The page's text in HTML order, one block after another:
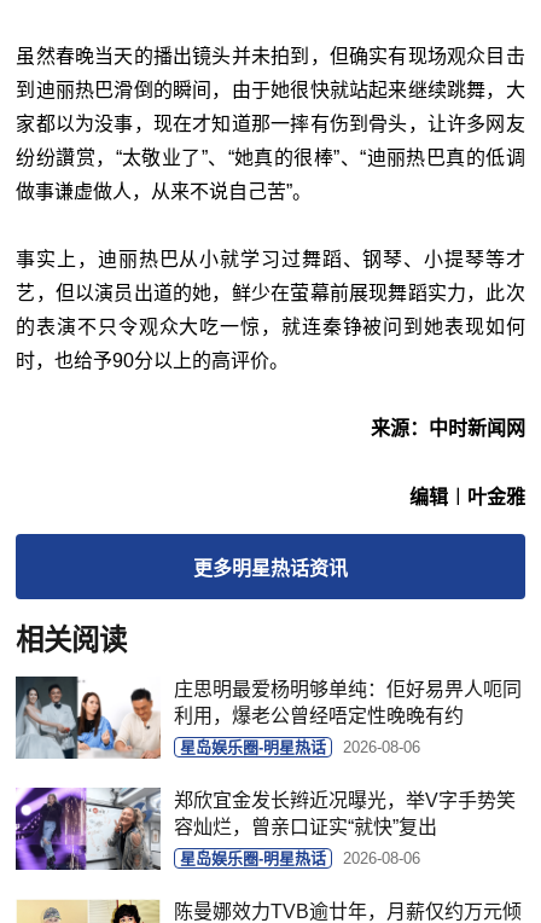
虽然春晚当天的播出镜头并未拍到，但确实有现场观众目击
到迪丽热巴滑倒的瞬间，由于她很快就站起来继续跳舞，大
家都以为没事，现在才知道那一摔有伤到骨头，让许多网友
纷纷讚赏，“太敬业了”、“她真的很棒”、“迪丽热巴真的低调
做事谦虚做人，从来不说自己苦”。
事实上，迪丽热巴从小就学习过舞蹈、钢琴、小提琴等才
艺，但以演员出道的她，鲜少在萤幕前展现舞蹈实力，此次
的表演不只令观众大吃一惊，就连秦铮被问到她表现如何
时，也给予90分以上的高评价。
来源：中时新闻网
编辑︱叶金雅
更多明星热话资讯
相关阅读
庄思明最爱杨明够单纯：佢好易畀人呃同
利用，爆老公曾经唔定性晚晚有约
星岛娱乐圈-明星热话 2026-08-06
郑欣宜金发长辫近况曝光，举V字手势笑
容灿烂，曾亲口证实“就快”复出
星岛娱乐圈-明星热话 2026-08-06
陈曼娜效力TVB逾廿年，月薪仅约万元倾